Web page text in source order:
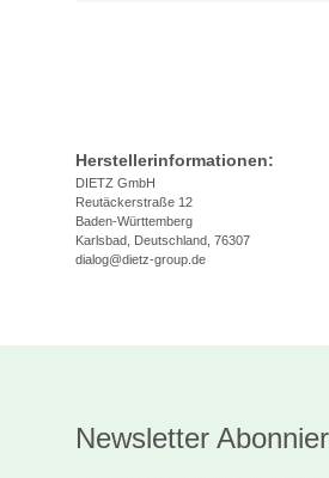
Herstellerinformationen:
DIETZ GmbH
Reutäckerstraße 12
Baden-Württemberg
Karlsbad, Deutschland, 76307
dialog@dietz-group.de
Newsletter